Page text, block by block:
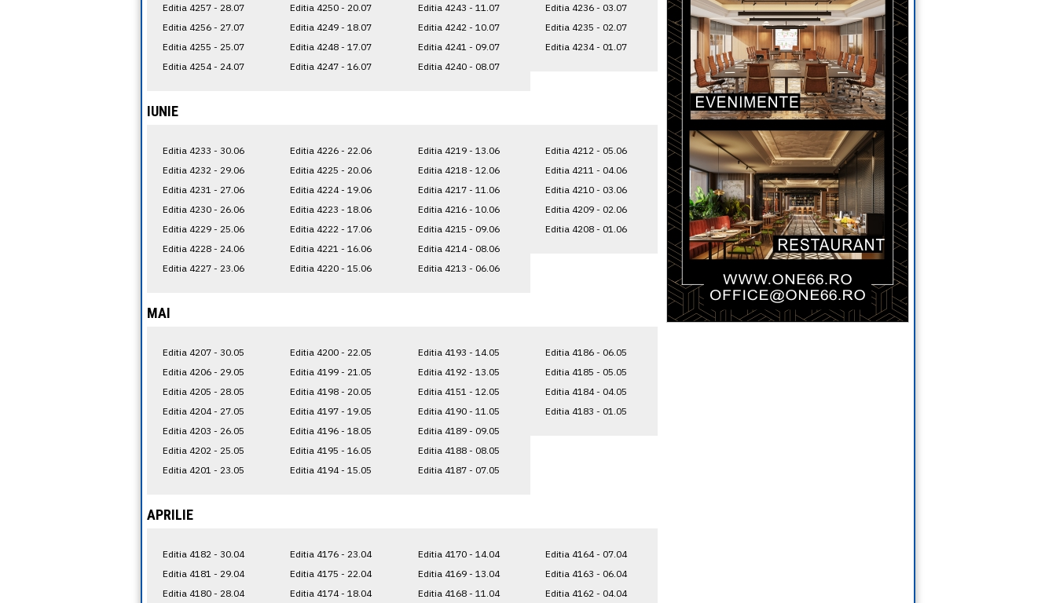
Editia 4257 - 28.07
Editia 4256 - 27.07
Editia 4255 - 25.07
Editia 4254 - 24.07
Editia 4250 - 20.07
Editia 4249 - 18.07
Editia 4248 - 17.07
Editia 4247 - 16.07
Editia 4243 - 11.07
Editia 4242 - 10.07
Editia 4241 - 09.07
Editia 4240 - 08.07
Editia 4236 - 03.07
Editia 4235 - 02.07
Editia 4234 - 01.07
IUNIE
Editia 4233 - 30.06
Editia 4232 - 29.06
Editia 4231 - 27.06
Editia 4230 - 26.06
Editia 4229 - 25.06
Editia 4228 - 24.06
Editia 4227 - 23.06
Editia 4226 - 22.06
Editia 4225 - 20.06
Editia 4224 - 19.06
Editia 4223 - 18.06
Editia 4222 - 17.06
Editia 4221 - 16.06
Editia 4220 - 15.06
Editia 4219 - 13.06
Editia 4218 - 12.06
Editia 4217 - 11.06
Editia 4216 - 10.06
Editia 4215 - 09.06
Editia 4214 - 08.06
Editia 4213 - 06.06
Editia 4212 - 05.06
Editia 4211 - 04.06
Editia 4210 - 03.06
Editia 4209 - 02.06
Editia 4208 - 01.06
MAI
Editia 4207 - 30.05
Editia 4206 - 29.05
Editia 4205 - 28.05
Editia 4204 - 27.05
Editia 4203 - 26.05
Editia 4202 - 25.05
Editia 4201 - 23.05
Editia 4200 - 22.05
Editia 4199 - 21.05
Editia 4198 - 20.05
Editia 4197 - 19.05
Editia 4196 - 18.05
Editia 4195 - 16.05
Editia 4194 - 15.05
Editia 4193 - 14.05
Editia 4192 - 13.05
Editia 4151 - 12.05
Editia 4190 - 11.05
Editia 4189 - 09.05
Editia 4188 - 08.05
Editia 4187 - 07.05
Editia 4186 - 06.05
Editia 4185 - 05.05
Editia 4184 - 04.05
Editia 4183 - 01.05
APRILIE
Editia 4182 - 30.04
Editia 4181 - 29.04
Editia 4180 - 28.04
Editia 4176 - 23.04
Editia 4175 - 22.04
Editia 4174 - 18.04
Editia 4170 - 14.04
Editia 4169 - 13.04
Editia 4168 - 11.04
Editia 4164 - 07.04
Editia 4163 - 06.04
Editia 4162 - 04.04